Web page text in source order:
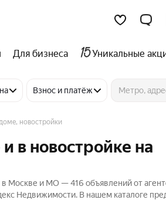
Для бизнеса Уникальные
Взнос и платёж
новостройки
в новостройке на
Москве и МО — 416 объявлений от
Недвижимости. В нашем каталоге